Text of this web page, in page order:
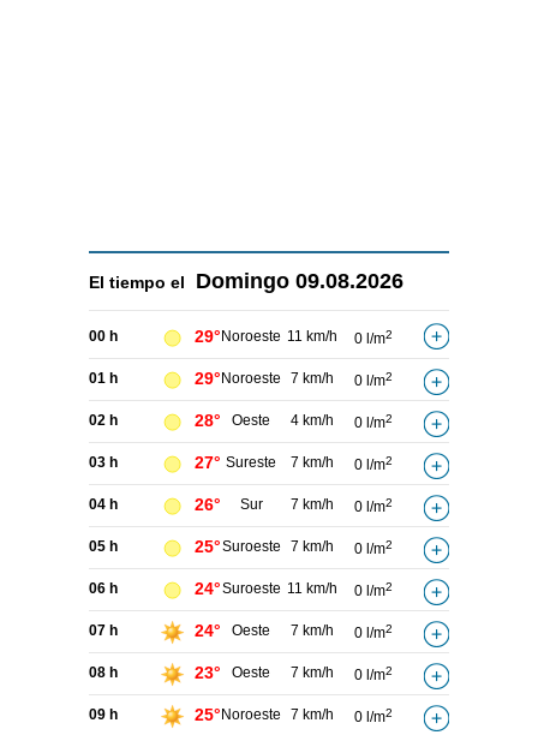
El tiempo el Domingo 09.08.2026
00 h 29° Noroeste 11 km/h 0 l/m2
01 h 29° Noroeste 7 km/h 0 l/m2
02 h 28° Oeste 4 km/h 0 l/m2
03 h 27° Sureste 7 km/h 0 l/m2
04 h 26° Sur 7 km/h 0 l/m2
05 h 25°Suroeste 7 km/h 0 l/m2
06 h 24°Suroeste 11 km/h 0 l/m2
07 h 24° Oeste 7 km/h 0 l/m2
08 h 23° Oeste 7 km/h 0 l/m2
09 h 25° Noroeste 7 km/h 0 l/m2